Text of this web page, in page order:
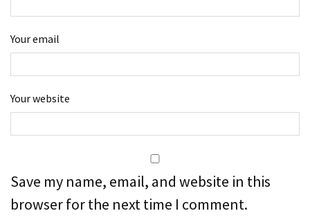
Your email
Your website
Save my name, email, and website in this
browser for the next time I comment.